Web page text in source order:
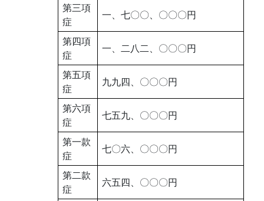
第三項
症
一、七〇〇、〇〇〇円
第四項
症
一、二八二、〇〇〇円
第五項
症
九九四、〇〇〇円
第六項
症
七五九、〇〇〇円
第一款
症
七〇六、〇〇〇円
第二款
症
六五四、〇〇〇円